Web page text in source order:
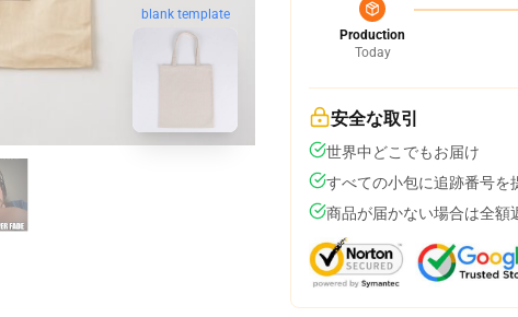
blank template
Production
Today
安全な取引
世界中どこでもお届け
すべての小包に追跡番号を
商品が届かない場合は全額